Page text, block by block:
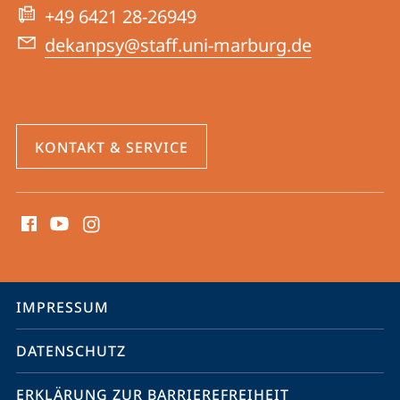
+49 6421 28-26949
dekanpsy@staff.uni-marburg.de
KONTAKT & SERVICE
Media
Service-
Navigation
IMPRESSUM
DATENSCHUTZ
ERKLÄRUNG ZUR BARRIEREFREIHEIT